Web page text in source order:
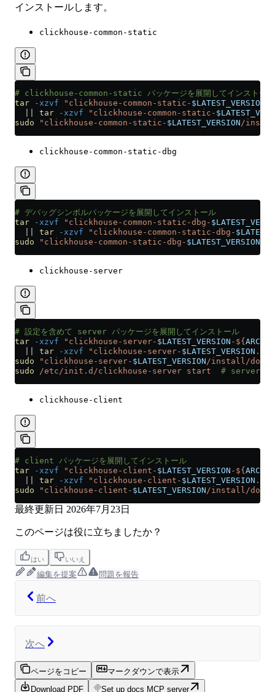
インストールします。
clickhouse-common-static
# clickhouse-common-static パッケージを展開してインストール
tar -xzvf "clickhouse-common-static- $LATEST_VERSION
tar -xzvf "clickhouse-common-static-
sudo "clickhouse-common-static- $LATEST_VERSION /
clickhouse-common-static-dbg
# デバッグシンボルパッケージを展開してインストール
tar -xzvf "clickhouse-common-static-dbg-
tar -xzvf "clickhouse-common-static-dbg-
sudo "clickhouse-common-static-dbg- $LATEST_VERSION
clickhouse-server
# 設定を含めて server パッケージを展開してインストール
tar -xzvf "clickhouse-server- $LATEST_VERSION -${ARCH
tar -xzvf "clickhouse-server- $LATEST_VERSION
sudo "clickhouse-server- $LATEST_VERSION /install/
sudo /etc/init.d/clickhouse-server start
# server を
clickhouse-client
# client パッケージを展開してインストール
tar -xzvf "clickhouse-client- $LATEST_VERSION -${ARCH
tar -xzvf "clickhouse-client- $LATEST_VERSION
sudo "clickhouse-client- $LATEST_VERSION /install/
最終更新日 2026年7月23日
このページは役に立ちましたか？
はい いいえ
編集を提案 問題を報告
前へ
次へ
ページをコピー
マークダウンで表示
Download PDF
Set up docs MCP server